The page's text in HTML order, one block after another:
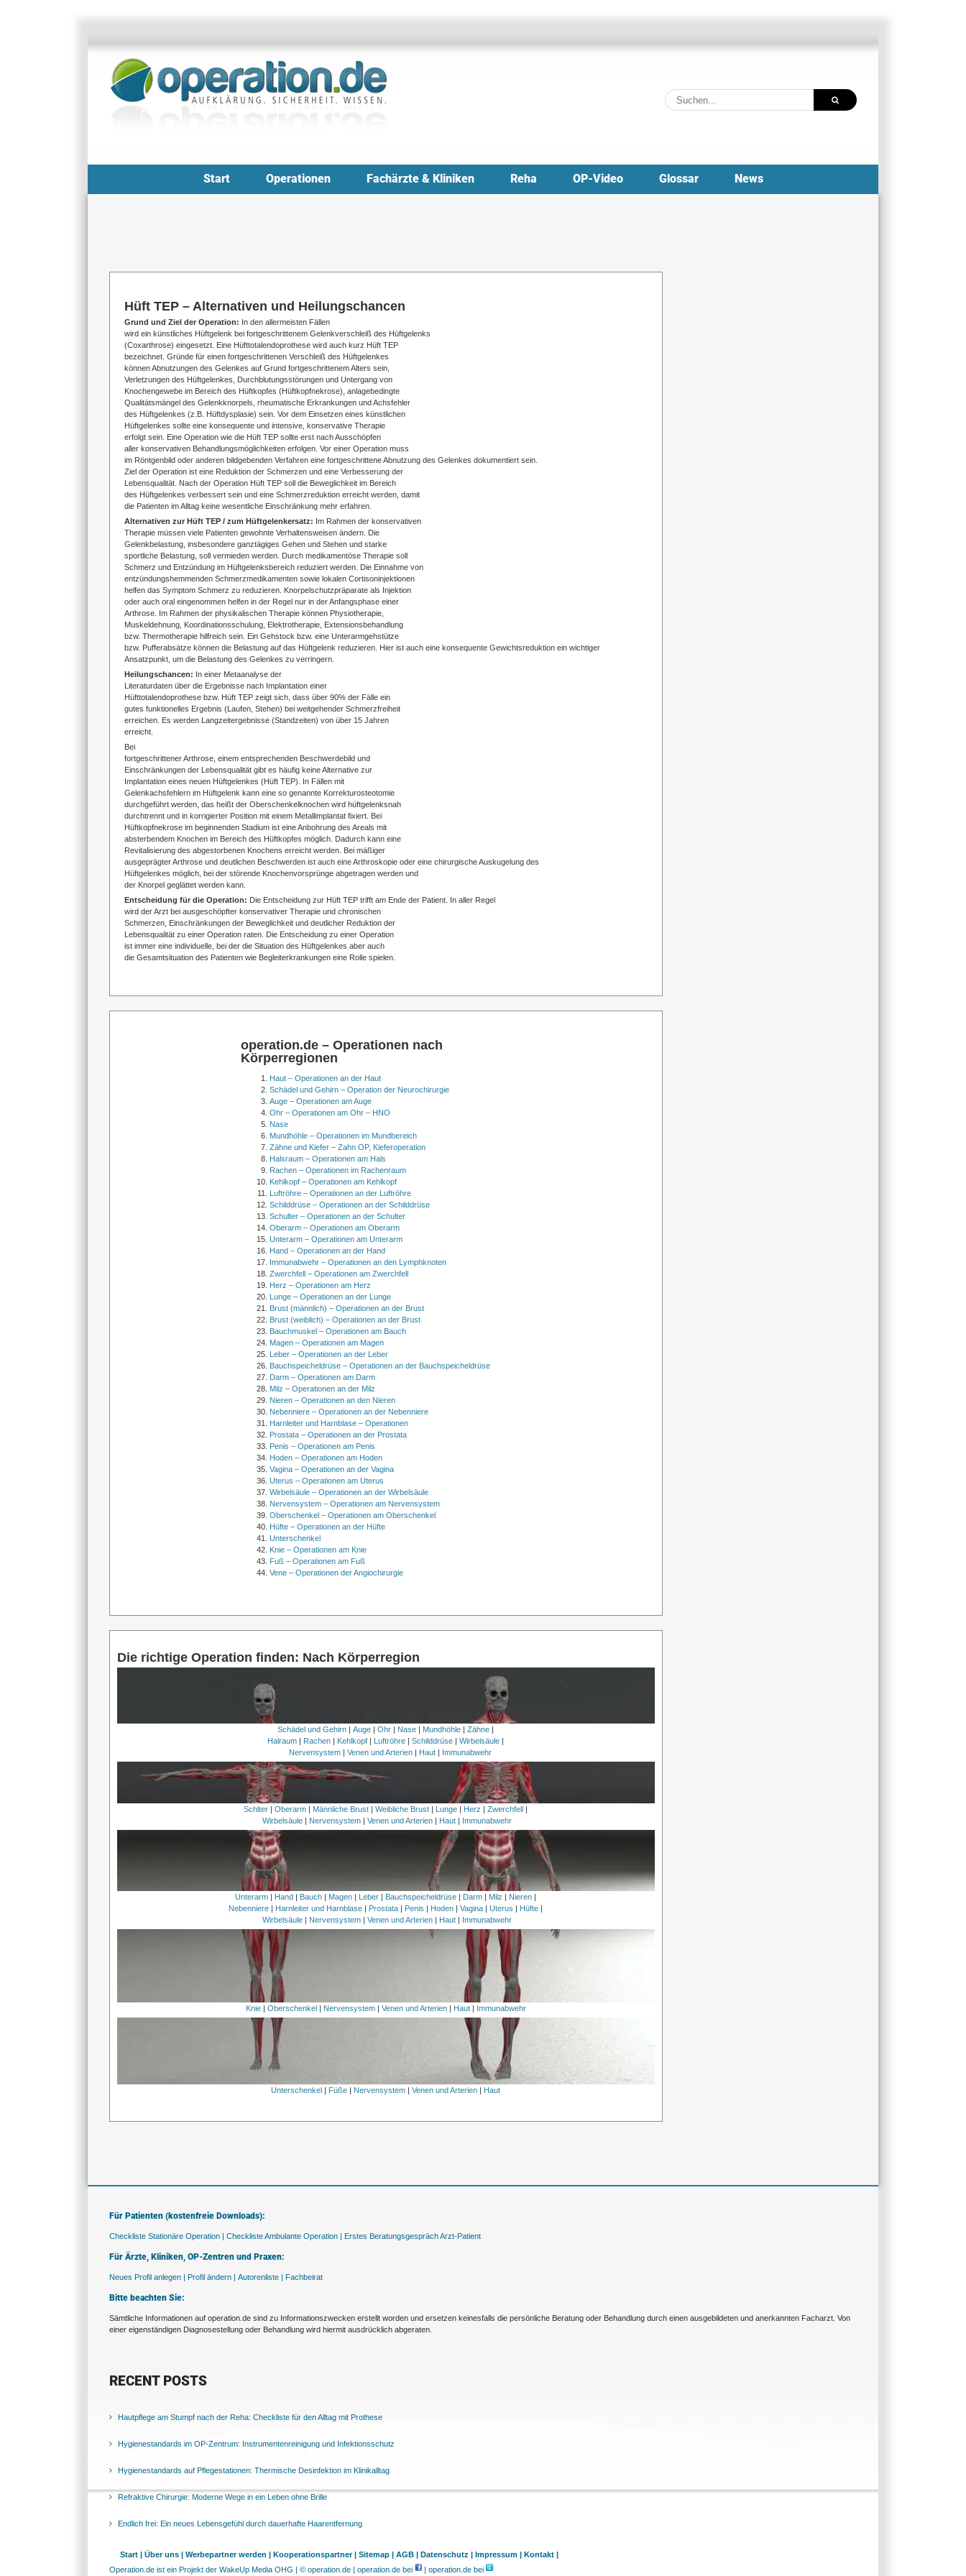
Suche
nach:
Start Operationen Fachärzte & Kliniken Reha OP-Video Glossar News
Hüft TEP – Alternativen und Heilungschancen
Grund und Ziel der Operation: In den allermeisten Fällen
wird ein künstliches Hüftgelenk bei fortgeschrittenem Gelenkverschleiß des Hüftgelenks
(Coxarthrose) eingesetzt. Eine Hüfttotalendoprothese wird auch kurz Hüft TEP
bezeichnet. Gründe für einen fortgeschrittenen Verschleiß des Hüftgelenkes
können Abnutzungen des Gelenkes auf Grund fortgeschrittenem Alters sein,
Verletzungen des Hüftgelenkes, Durchblutungsstörungen und Untergang von
Knochengewebe im Bereich des Hüftkopfes (Hüftkopfnekrose), anlagebedingte
Qualitätsmängel des Gelenkknorpels, rheumatische Erkrankungen und Achsfehler
des Hüftgelenkes (z.B. Hüftdysplasie) sein. Vor dem Einsetzen eines künstlichen
Hüftgelenkes sollte eine konsequente und intensive, konservative Therapie
erfolgt sein. Eine Operation wie die Hüft TEP sollte erst nach Ausschöpfen
aller konservativen Behandlungsmöglichkeiten erfolgen. Vor einer Operation muss
im Röntgenbild oder anderen bildgebenden Verfahren eine fortgeschrittene Abnutzung des Gelenkes dokumentiert sein.
Ziel der Operation ist eine Reduktion der Schmerzen und eine Verbesserung der
Lebensqualität. Nach der Operation Hüft TEP soll die Beweglichkeit im Bereich
des Hüftgelenkes verbessert sein und eine Schmerzreduktion erreicht werden, damit
die Patienten im Alltag keine wesentliche Einschränkung mehr erfahren.
Alternativen zur Hüft TEP / zum Hüftgelenkersatz: Im Rahmen der konservativen
Therapie müssen viele Patienten gewohnte Verhaltensweisen ändern. Die
Gelenkbelastung, insbesondere ganztägiges Gehen und Stehen und starke
sportliche Belastung, soll vermieden werden. Durch medikamentöse Therapie soll
Schmerz und Entzündung im Hüftgelenksbereich reduziert werden. Die Einnahme von
entzündungshemmenden Schmerzmedikamenten sowie lokalen Cortisoninjektionen
helfen das Symptom Schmerz zu reduzieren. Knorpelschutzpräparate als Injektion
oder auch oral eingenommen helfen in der Regel nur in der Anfangsphase einer
Arthrose. Im Rahmen der physikalischen Therapie können Physiotherapie,
Muskeldehnung, Koordinationsschulung, Elektrotherapie, Extensionsbehandlung
bzw. Thermotherapie hilfreich sein. Ein Gehstock bzw. eine Unterarmgehstütze
bzw. Pufferabsätze können die Belastung auf das Hüftgelenk reduzieren. Hier ist auch eine konsequente Gewichtsreduktion ein wichtiger
Ansatzpunkt, um die Belastung des Gelenkes zu verringern.
Heilungschancen: In einer Metaanalyse der
Literaturdaten über die Ergebnisse nach Implantation einer
Hüfttotalendoprothese bzw. Hüft TEP zeigt sich, dass über 90% der Fälle ein
gutes funktionelles Ergebnis (Laufen, Stehen) bei weitgehender Schmerzfreiheit
erreichen. Es werden Langzeitergebnisse (Standzeiten) von über 15 Jahren
erreicht.
Bei
fortgeschrittener Arthrose, einem entsprechenden Beschwerdebild und
Einschränkungen der Lebensqualität gibt es häufig keine Alternative zur
Implantation eines neuen Hüftgelenkes (Hüft TEP). In Fällen mit
Gelenkachsfehlern im Hüftgelenk kann eine so genannte Korrekturosteotomie
durchgeführt werden, das heißt der Oberschenkelknochen wird hüftgelenksnah
durchtrennt und in korrigierter Position mit einem Metallimplantat fixiert. Bei
Hüftkopfnekrose im beginnenden Stadium ist eine Anbohrung des Areals mit
absterbendem Knochen im Bereich des Hüftkopfes möglich. Dadurch kann eine
Revitalisierung des abgestorbenen Knochens erreicht werden. Bei mäßiger
ausgeprägter Arthrose und deutlichen Beschwerden ist auch eine Arthroskopie oder eine chirurgische Auskugelung des
Hüftgelenkes möglich, bei der störende Knochenvorsprünge abgetragen werden und
der Knorpel geglättet werden kann.
Entscheidung für die Operation: Die Entscheidung zur Hüft TEP trifft am Ende der Patient. In aller Regel
wird der Arzt bei ausgeschöpfter konservativer Therapie und chronischen
Schmerzen, Einschränkungen der Beweglichkeit und deutlicher Reduktion der
Lebensqualität zu einer Operation raten. Die Entscheidung zu einer Operation
ist immer eine individuelle, bei der die Situation des Hüftgelenkes aber auch
die Gesamtsituation des Patienten wie Begleiterkrankungen eine Rolle spielen.
operation.de – Operationen nach
Körperregionen
Haut – Operationen an der Haut
Schädel und Gehirn – Operation der Neurochirurgie
Auge – Operationen am Auge
Ohr – Operationen am Ohr – HNO
Nase
Mundhöhle – Operationen im Mundbereich
Zähne und Kiefer – Zahn OP, Kieferoperation
Halsraum – Operationen am Hals
Rachen – Operationen im Rachenraum
Kehlkopf – Operationen am Kehlkopf
Luftröhre – Operationen an der Luftröhre
Schilddrüse – Operationen an der Schilddrüse
Schulter – Operationen an der Schulter
Oberarm – Operationen am Oberarm
Unterarm – Operationen am Unterarm
Hand – Operationen an der Hand
Immunabwehr – Operationen an den Lymphknoten
Zwerchfell – Operationen am Zwerchfell
Herz – Operationen am Herz
Lunge – Operationen an der Lunge
Brust (männlich) – Operationen an der Brust
Brust (weiblich) – Operationen an der Brust
Bauchmuskel – Operationen am Bauch
Magen – Operationen am Magen
Leber – Operationen an der Leber
Bauchspeicheldrüse – Operationen an der Bauchspeicheldrüse
Darm – Operationen am Darm
Milz – Operationen an der Milz
Nieren – Operationen an den Nieren
Nebenniere – Operationen an der Nebenniere
Harnleiter und Harnblase – Operationen
Prostata – Operationen an der Prostata
Penis – Operationen am Penis
Hoden – Operationen am Hoden
Vagina – Operationen an der Vagina
Uterus – Operationen am Uterus
Wirbelsäule – Operationen an der Wirbelsäule
Nervensystem – Operationen am Nervensystem
Oberschenkel – Operationen am Oberschenkel
Hüfte – Operationen an der Hüfte
Unterschenkel
Knie – Operationen am Knie
Fuß – Operationen am Fuß
Vene – Operationen der Angiochirurgie
Die richtige Operation finden: Nach Körperregion
Schädel und Gehirn |Auge |Ohr | Nase | Mundhöhle |Zähne |
Halraum | Rachen | Kehlkopf | Luftröhre |Schilddrüse |Wirbelsäule |
Nervensystem| Venen und Arterien| Haut| Immunabwehr
Schlter |Oberarm Männliche Brust |Weibliche Brust Lunge Herz |Zwerchfell
Wirbelsäule| Nervensystem| Venen und Arterien| Haut| Immunabwehr
Unterarm | Hand | Bauch | Magen | Leber | Bauchspeicheldrüse | Darm | Milz | Nieren |
Nebenniere | Harnleiter und Harnblase | Prostata | Penis | Hoden |Vagina |Uterus | Hüfte |
Wirbelsäule| Nervensystem| Venen und Arterien| Haut| Immunabwehr
Knie| Oberschenkel Nervensystem| Venen und Arterien| Haut| Immunabwehr
Unterschenkel | Füße | Nervensystem |Venen und Arterien | Haut
Für Patienten (kostenfreie Downloads):
Checkliste Stationäre Operation | Checkliste Ambulante Operation | Erstes Beratungsgespräch Arzt-Patient
Für Ärzte, Kliniken, OP-Zentren und Praxen:
Neues Profil anlegen | Profil ändern | Autorenliste | Fachbeirat
Bitte beachten Sie:
Sämtliche Informationen auf operation.de sind zu Informationszwecken erstellt worden und ersetzen keinesfalls die persönliche Beratung oder Behandlung durch einen ausgebildeten und anerkannten Facharzt. Von
einer eigenständigen Diagnosestellung oder Behandlung wird hiermit ausdrücklich abgeraten.
RECENT POSTS
Hautpflege am Stumpf nach der Reha: Checkliste für den Alltag mit Prothese
Hygienestandards im OP-Zentrum: Instrumentenreinigung und Infektionsschutz
Hygienestandards auf Pflegestationen: Thermische Desinfektion im Klinikalltag
Refraktive Chirurgie: Moderne Wege in ein Leben ohne Brille
Endlich frei: Ein neues Lebensgefühl durch dauerhafte Haarentfernung
Start | Über uns | Werbepartner werden | Kooperationspartner | Sitemap | AGB | Datenschutz | Impressum | Kontakt |
Operation.de ist ein Projekt der WakeUp Media OHG | © operation.de | operation.de bei
| operation.de bei